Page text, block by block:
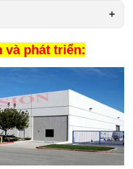
và phát triển: